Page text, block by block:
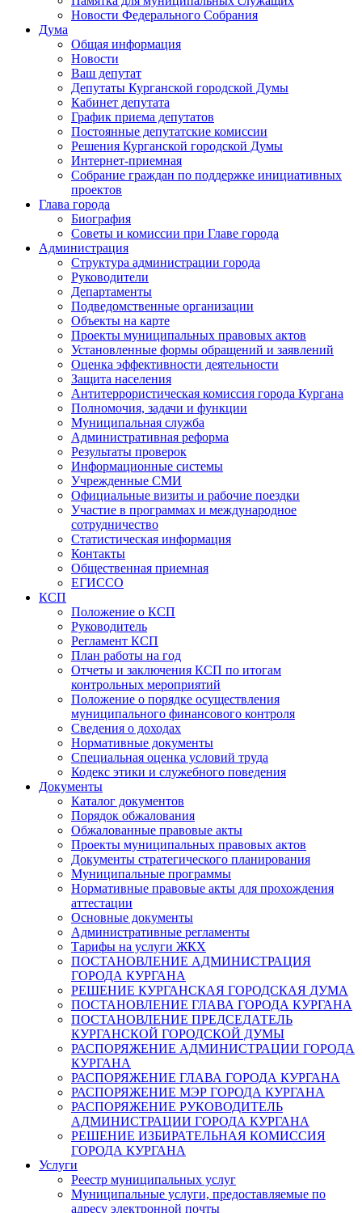
Новости Федерального Cобрания
Дума
Общая информация
Новости
Ваш депутат
Депутаты Курганской городской Думы
Кабинет депутата
График приема депутатов
Постоянные депутатские комиссии
Решения Курганской городской Думы
Интернет-приемная
Собрание граждан по поддержке инициативных
проектов
Глава города
Биография
Советы и комиссии при Главе города
Администрация
Структура администрации города
Руководители
Департаменты
Подведомственные организации
Объекты на карте
Проекты муниципальных правовых актов
Установленные формы обращений и заявлений
Оценка эффективности деятельности
Защита населения
Антитеррористическая комиссия города Кургана
Полномочия, задачи и функции
Муниципальная служба
Административная реформа
Результаты проверок
Информационные системы
Учрежденные СМИ
Официальные визиты и рабочие поездки
Участие в программах и международное
сотрудничество
Статистическая информация
Контакты
Общественная приемная
ЕГИССО
КСП
Положение о КСП
Руководитель
Регламент КСП
План работы на год
Отчеты и заключения КСП по итогам
контрольных мероприятий
Положение о порядке осуществления
муниципального финансового контроля
Сведения о доходах
Нормативные документы
Специальная оценка условий труда
Кодекс этики и служебного поведения
Документы
Каталог документов
Порядок обжалования
Обжалованные правовые акты
Проекты муниципальных правовых актов
Документы стратегического планирования
Муниципальные программы
Нормативные правовые акты для прохождения
аттестации
Основные документы
Административные регламенты
Тарифы на услуги ЖКХ
ПОСТАНОВЛЕНИЕ АДМИНИСТРАЦИЯ
ГОРОДА КУРГАНА
РЕШЕНИЕ КУРГАНСКАЯ ГОРОДСКАЯ ДУМА
ПОСТАНОВЛЕНИЕ ГЛАВА ГОРОДА КУРГАНА
ПОСТАНОВЛЕНИЕ ПРЕДСЕДАТЕЛЬ
КУРГАНСКОЙ ГОРОДСКОЙ ДУМЫ
РАСПОРЯЖЕНИЕ АДМИНИСТРАЦИИ ГОРОДА
КУРГАНА
РАСПОРЯЖЕНИЕ ГЛАВА ГОРОДА КУРГАНА
РАСПОРЯЖЕНИЕ МЭР ГОРОДА КУРГАНА
РАСПОРЯЖЕНИЕ РУКОВОДИТЕЛЬ
АДМИНИСТРАЦИИ ГОРОДА КУРГАНА
РЕШЕНИЕ ИЗБИРАТЕЛЬНАЯ КОМИССИЯ
ГОРОДА КУРГАНА
Услуги
Реестр муниципальных услуг
Муниципальные услуги, предоставляемые по
адресу электронной почты